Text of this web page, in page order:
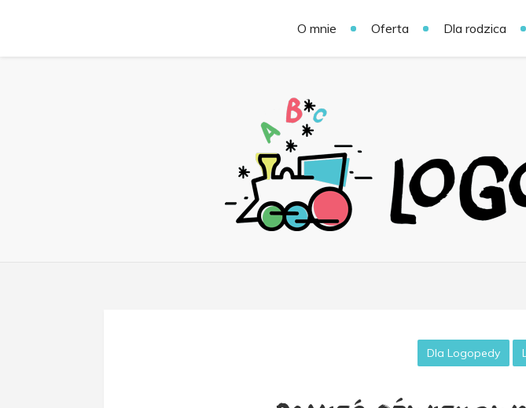
O mnie Oferta Dla rodzica
Dla Logopedy